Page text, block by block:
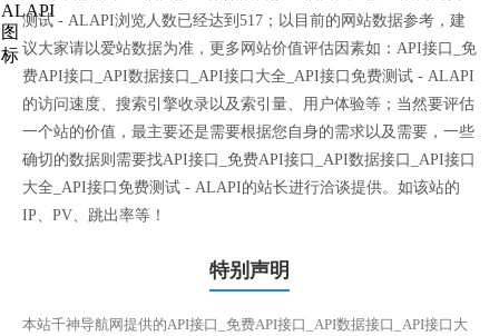
测试 - ALAPI浏览人数已经达到517；以目前的网站数据参考，建
议大家请以爱站数据为准，更多网站价值评估因素如：API接口_免
费API接口_API数据接口_API接口大全_API接口免费测试 - ALAPI
的访问速度、搜索引擎收录以及索引量、用户体验等；当然要评估
一个站的价值，最主要还是需要根据您自身的需求以及需要，一些
确切的数据则需要找API接口_免费API接口_API数据接口_API接口
大全_API接口免费测试 - ALAPI的站长进行洽谈提供。如该站的
IP、PV、跳出率等！
特别声明
本站千神导航网提供的API接口_免费API接口_API数据接口_API接口大